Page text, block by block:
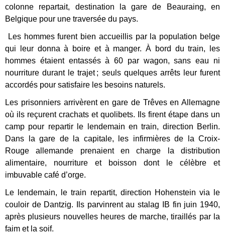
colonne repartait, destination la gare de Beauraing, en
Belgique pour une traversée du pays.
Les hommes furent bien accueillis par la population belge
qui leur donna à boire et à manger. À bord du train, les
hommes étaient entassés à 60 par wagon, sans eau ni
nourriture durant le trajet ; seuls quelques arrêts leur furent
accordés pour satisfaire les besoins naturels.
Les prisonniers arrivèrent en gare de Trêves en Allemagne
où ils reçurent crachats et quolibets. Ils firent étape dans un
camp pour repartir le lendemain en train, direction Berlin.
Dans la gare de la capitale, les infirmières de la Croix-
Rouge allemande prenaient en charge la distribution
alimentaire, nourriture et boisson dont le célèbre et
imbuvable café d’orge.
Le lendemain, le train repartit, direction Hohenstein via le
couloir de Dantzig. Ils parvinrent au stalag IB fin juin 1940,
après plusieurs nouvelles heures de marche, tiraillés par la
faim et la soif.